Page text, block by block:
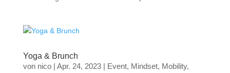
Yoga & Brunch
von nico| Apr. 24, 2023| Event, Mindset, Mobility,